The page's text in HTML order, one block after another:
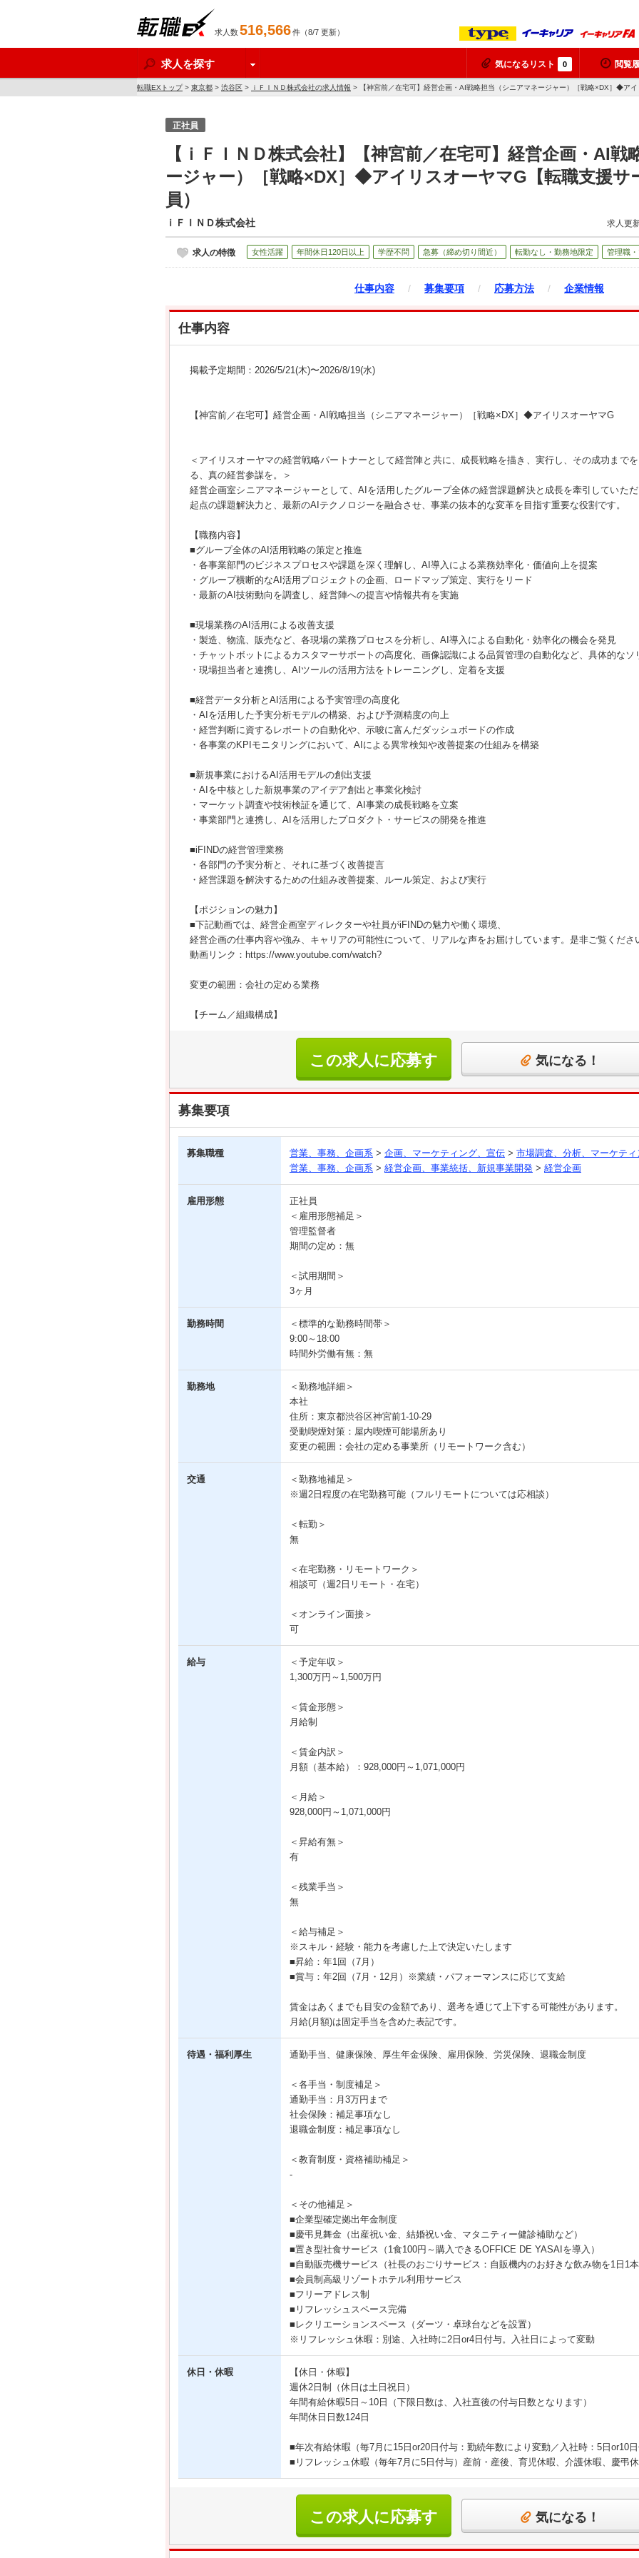
求人数516,566件（8/7 更新）
求人を探す 気になるリスト 0 閲覧
転職EXトップ> 東京都 > 渋谷区 > ｉＦＩＮＤ株式会社の求人情報 > 【神宮前／在宅可】経営企画・AI戦略担当（シニアマネージャー）［戦略×DX］◆アイ
正社員
【ｉＦＩＮＤ株式会社】【神宮前／在宅可】経営企画・AI戦
ージャー）［戦略×DX］◆アイリスオーヤマG【転職支援サ
員）
ｉＦＩＮＤ株式会社 求人更
求人の特徴 女性活躍 年間休日120日以上 学歴不問 急募（締め切り間近） 転勤なし・勤務地限定 管理職
仕事内容 / 募集要項 / 応募方法 / 企業情報
仕事内容
掲載予定期間：2026/5/21(木)〜2026/8/19(水)
【神宮前／在宅可】経営企画・AI戦略担当（シニアマネージャー）［戦略×DX］◆アイリスオーヤマG
＜アイリスオーヤマの経営戦略パートナーとして経営陣と共に、成長戦略を描き、実行し、その成功まで
る、真の経営参謀を。＞
経営企画室シニアマネージャーとして、AIを活用したグループ全体の経営課題解決と成長を牽引していた
起点の課題解決力と、最新のAIテクノロジーを融合させ、事業の抜本的な変革を目指す重要な役割です。
【職務内容】
■グループ全体のAI活用戦略の策定と推進
・各事業部門のビジネスプロセスや課題を深く理解し、AI導入による業務効率化・価値向上を提案
・グループ横断的なAI活用プロジェクトの企画、ロードマップ策定、実行をリード
・最新のAI技術動向を調査し、経営陣への提言や情報共有を実施
■現場業務のAI活用による改善支援
・製造、物流、販売など、各現場の業務プロセスを分析し、AI導入による自動化・効率化の機会を発見
・チャットボットによるカスタマーサポートの高度化、画像認識による品質管理の自動化など、具体的なソ
・現場担当者と連携し、AIツールの活用方法をトレーニングし、定着を支援
■経営データ分析とAI活用による予実管理の高度化
・AIを活用した予実分析モデルの構築、および予測精度の向上
・経営判断に資するレポートの自動化や、示唆に富んだダッシュボードの作成
・各事業のKPIモニタリングにおいて、AIによる異常検知や改善提案の仕組みを構築
■新規事業におけるAI活用モデルの創出支援
・AIを中核とした新規事業のアイデア創出と事業化検討
・マーケット調査や技術検証を通じて、AI事業の成長戦略を立案
・事業部門と連携し、AIを活用したプロダクト・サービスの開発を推進
■iFINDの経営管理業務
・各部門の予実分析と、それに基づく改善提言
・経営課題を解決するための仕組み改善提案、ルール策定、および実行
【ポジションの魅力】
■下記動画では、経営企画室ディレクターや社員がiFINDの魅力や働く環境、
経営企画の仕事内容や強み、キャリアの可能性について、リアルな声をお届けしています。是非ご覧くださ
動画リンク：https://www.youtube.com/watch?
変更の範囲：会社の定める業務
【チーム／組織構成】
この求人に応募す
る
気になる！
募集要項
募集職種 営業、事務、企画系 > 企画、マーケティング、宣伝 > 市場調査、分析、マーケテ
営業、事務、企画系 > 経営企画、事業統括、新規事業開発 > 経営企画
雇用形態
正社員
＜雇用形態補足＞
管理監督者
期間の定め：無
＜試用期間＞
3ヶ月
勤務時間
＜標準的な勤務時間帯＞
9:00～18:00
時間外労働有無：無
勤務地
＜勤務地詳細＞
本社
住所：東京都渋谷区神宮前1-10-29
受動喫煙対策：屋内喫煙可能場所あり
変更の範囲：会社の定める事業所（リモートワーク含む）
交通
＜勤務地補足＞
※週2日程度の在宅勤務可能（フルリモートについては応相談）
＜転勤＞
無
＜在宅勤務・リモートワーク＞
相談可（週2日リモート・在宅）
＜オンライン面接＞
可
給与
＜予定年収＞
1,300万円～1,500万円
＜賃金形態＞
月給制
＜賃金内訳＞
月額（基本給）：928,000円～1,071,000円
＜月給＞
928,000円～1,071,000円
＜昇給有無＞
有
＜残業手当＞
無
＜給与補足＞
※スキル・経験・能力を考慮した上で決定いたします
■昇給：年1回（7月）
■賞与：年2回（7月・12月）※業績・パフォーマンスに応じて支給
賃金はあくまでも目安の金額であり、選考を通じて上下する可能性があります。
月給(月額)は固定手当を含めた表記です。
待遇・福利厚生 通勤手当、健康保険、厚生年金保険、雇用保険、労災保険、退職金制度
＜各手当・制度補足＞
通勤手当：月3万円まで
社会保険：補足事項なし
退職金制度：補足事項なし
＜教育制度・資格補助補足＞
-
＜その他補足＞
■企業型確定拠出年金制度
■慶弔見舞金（出産祝い金、結婚祝い金、マタニティー健診補助など）
■置き型社食サービス（1食100円～購入できるOFFICE DE YASAIを導入）
■自動販売機サービス（社長のおごりサービス：自販機内のお好きな飲み物を1日1本
■会員制高級リゾートホテル利用サービス
■フリーアドレス制
■リフレッシュスペース完備
■レクリエーションスペース（ダーツ・卓球台などを設置）
※リフレッシュ休暇：別途、入社時に2日or4日付与。入社日によって変動
休日・休暇
【休日・休暇】
週休2日制（休日は土日祝日）
年間有給休暇5日～10日（下限日数は、入社直後の付与日数となります）
年間休日日数124日
■年次有給休暇（毎7月に15日or20日付与：勤続年数により変動／入社時：5日or10日
■リフレッシュ休暇（毎年7月に5日付与）産前・産後、育児休暇、介護休暇、慶弔
この求人に応募す
る
気になる！